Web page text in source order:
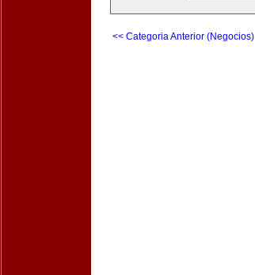
<< Categoria Anterior (Negocios)